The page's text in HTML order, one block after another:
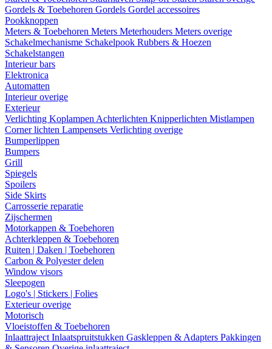
Gordels & Toebehoren Gordels Gordel accessoires
Pookknoppen
Meters & Toebehoren Meters Meterhouders Meters overige
Schakelmechanisme Schakelpook Rubbers & Hoezen
Schakelstangen
Interieur bars
Elektronica
Automatten
Interieur overige
Exterieur
Verlichting Koplampen Achterlichten Knipperlichten Mistlampen
Corner lichten Lampensets Verlichting overige
Bumperlippen
Bumpers
Grill
Spiegels
Spoilers
Side Skirts
Carrosserie reparatie
Zijschermen
Motorkappen & Toebehoren
Achterkleppen & Toebehoren
Ruiten | Daken | Toebehoren
Carbon & Polyester delen
Window visors
Sleepogen
Logo's | Stickers | Folies
Exterieur overige
Motorisch
Vloeistoffen & Toebehoren
Inlaattraject Inlaatspruitstukken Gaskleppen & Adapters Pakkingen